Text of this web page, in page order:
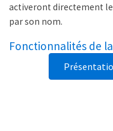
activeront directement
par son nom.
Fonctionnalités de